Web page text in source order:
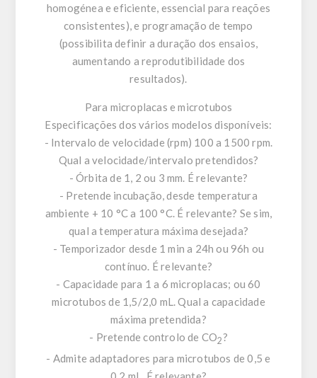
homogénea e eficiente, essencial para reações
consistentes), e programação de tempo
(possibilita definir a duração dos ensaios,
aumentando a reprodutibilidade dos
resultados).
Para microplacas e microtubos
Especificações dos vários modelos disponíveis:
- Intervalo de velocidade (rpm) 100 a 1500 rpm.
Qual a velocidade/intervalo pretendidos?
- Órbita de 1, 2 ou 3 mm. É relevante?
- Pretende incubação, desde temperatura
ambiente + 10 °C a 100 °C. É relevante? Se sim,
qual a temperatura máxima desejada?
- Temporizador desde 1 min a 24h ou 96h ou
contínuo. É relevante?
- Capacidade para 1 a 6 microplacas; ou 60
microtubos de 1,5/2,0 mL. Qual a capacidade
máxima pretendida?
- Pretende controlo de CO2 ?
- Admite adaptadores para microtubos de 0,5 e